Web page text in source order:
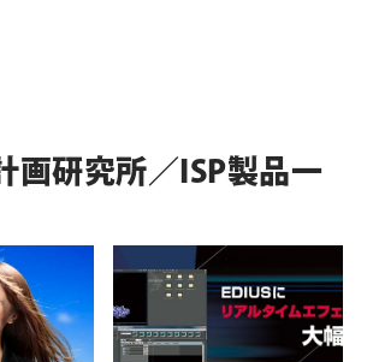
画研究所／ISP製品一